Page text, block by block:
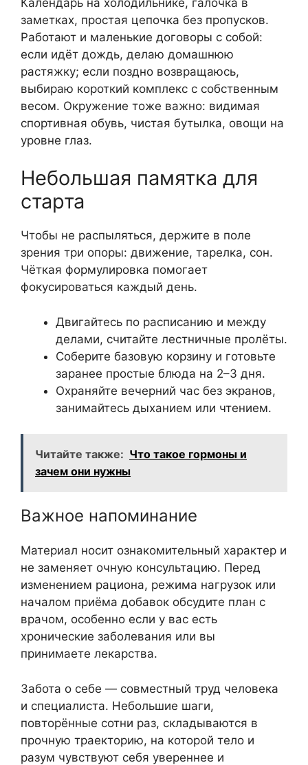
заметках, простая цепочка без пропусков.
Работают и маленькие договоры с собой:
если идёт дождь, делаю домашнюю
растяжку; если поздно возвращаюсь,
выбираю короткий комплекс с собственным
весом. Окружение тоже важно: видимая
спортивная обувь, чистая бутылка, овощи на
уровне глаз.
Небольшая памятка для
старта
Чтобы не распыляться, держите в поле
зрения три опоры: движение, тарелка, сон.
Чёткая формулировка помогает
фокусироваться каждый день.
Двигайтесь по расписанию и между
делами, считайте лестничные пролёты.
Соберите базовую корзину и готовьте
заранее простые блюда на 2–3 дня.
Охраняйте вечерний час без экранов,
занимайтесь дыханием или чтением.
Читайте также: Что такое гормоны и
зачем они нужны
Важное напоминание
Материал носит ознакомительный характер и
не заменяет очную консультацию. Перед
изменением рациона, режима нагрузок или
началом приёма добавок обсудите план с
врачом, особенно если у вас есть
хронические заболевания или вы
принимаете лекарства.
Забота о себе — совместный труд человека
и специалиста. Небольшие шаги,
повторённые сотни раз, складываются в
прочную траекторию, на которой тело и
разум чувствуют себя увереннее и